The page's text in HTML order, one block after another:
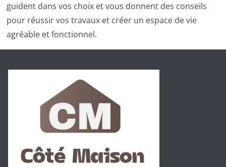
guident dans vos choix et vous donnent des conseils
pour réussir vos travaux et créer un espace de vie
agréable et fonctionnel.